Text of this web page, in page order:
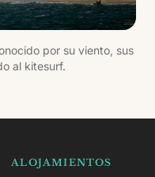
por su viento, sus
al kitesurf.
ALOJAMIENTOS